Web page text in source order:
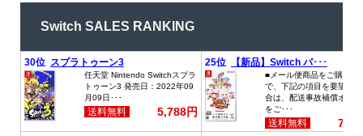
Switch SALES RANKING